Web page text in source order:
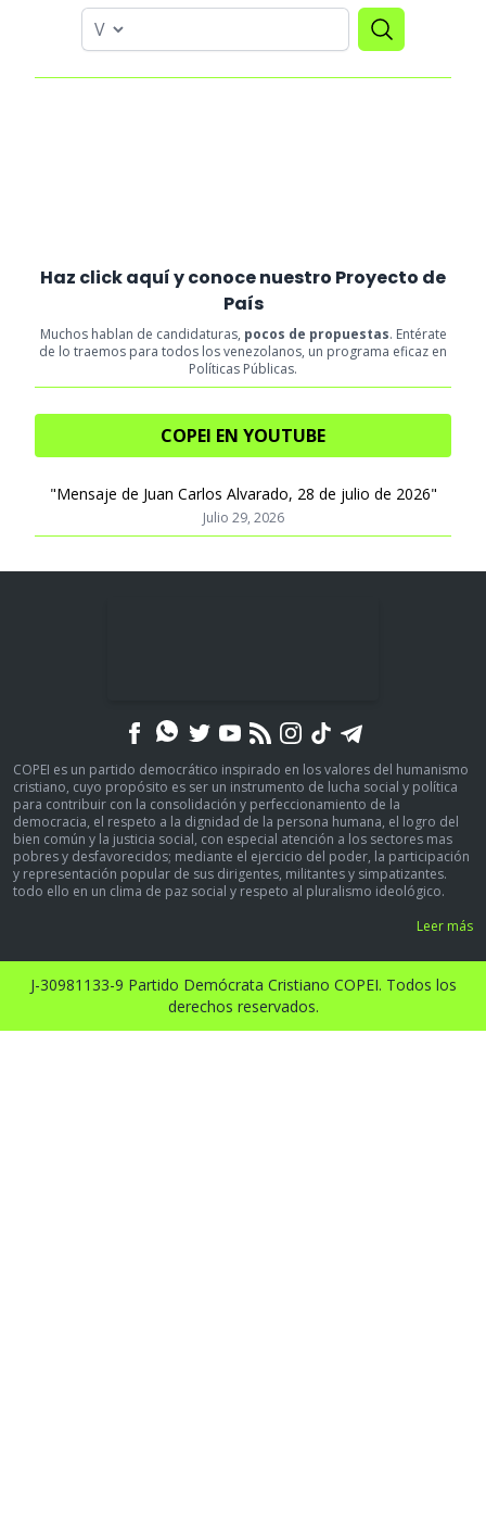
Haz click aquí y conoce nuestro Proyecto de
País
Muchos hablan de candidaturas, pocos de propuestas. Entérate
de lo traemos para todos los venezolanos, un programa eficaz en
Políticas Públicas.
COPEI EN YOUTUBE
"Mensaje de Juan Carlos Alvarado, 28 de julio de 2026"
Julio 29, 2026
COPEI es un partido democrático inspirado en los valores del humanismo
cristiano, cuyo propósito es ser un instrumento de lucha social y política
para contribuir con la consolidación y perfeccionamiento de la
democracia, el respeto a la dignidad de la persona humana, el logro del
bien común y la justicia social, con especial atención a los sectores mas
pobres y desfavorecidos; mediante el ejercicio del poder, la participación
y representación popular de sus dirigentes, militantes y simpatizantes.
todo ello en un clima de paz social y respeto al pluralismo ideológico.
Leer más
J-30981133-9 Partido Demócrata Cristiano COPEI. Todos los
derechos reservados.